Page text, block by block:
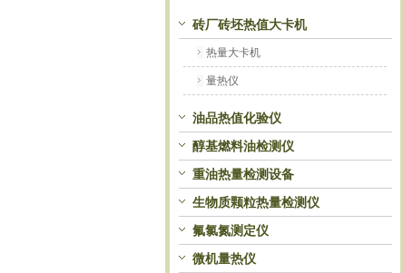
砖厂砖坯热值大卡机
热量大卡机
量热仪
油品热值化验仪
醇基燃料油检测仪
重油热量检测设备
生物质颗粒热量检测仪
氟氯氮测定仪
微机量热仪